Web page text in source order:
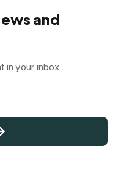
and
in your inbox